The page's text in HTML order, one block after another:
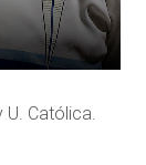
U. Católica.